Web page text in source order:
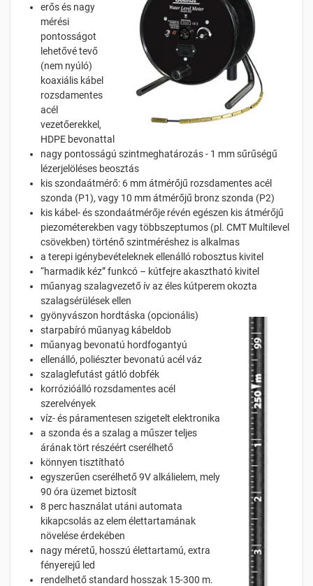
erős és nagy
mérési
pontosságot
lehetővé tevő
(nem nyúló)
koaxiális kábel
rozsdamentes
acél
vezetőerekkel,
HDPE bevonattal
nagy pontosságú szintmeghatározás - 1 mm sűrűségű
lézerjelöléses beosztás
kis szondaátmérő: 6 mm átmérőjű rozsdamentes acél
szonda (P1), vagy 10 mm átmérőjű bronz szonda (P2)
kis kábel- és szondaátmérője révén egészen kis átmérőjű
piezométerekben vagy többszeptumos (pl. CMT Multilevel
csövekben) történő szintméréshez is alkalmas
a terepi igénybevételeknek ellenálló robosztus kivitel
“harmadik kéz” funkcó – kútfejre akasztható kivitel
műanyag szalagvezető ív az éles kútperem okozta
szalagsérülések ellen
gyönyvászon hordtáska (opcionális)
starpabíró műanyag kábeldob
műanyag bevonatú hordfogantyú
ellenálló, poliészter bevonatú acél váz
szalaglefutást gátló dobfék
korrózióálló rozsdamentes acél
szerelvények
víz- és páramentesen szigetelt elektronika
a szonda és a szalag a műszer teljes
árának tört részéért cserélhető
könnyen tisztítható
egyszerűen cserélhető 9V alkálielem, mely
90 óra üzemet biztosít
8 perc használat utáni automata
kikapcsolás az elem élettartamának
növelése érdekében
nagy méretű, hosszú élettartamú, extra
fényerejű led
rendelhető standard hosszak 15-300 m.